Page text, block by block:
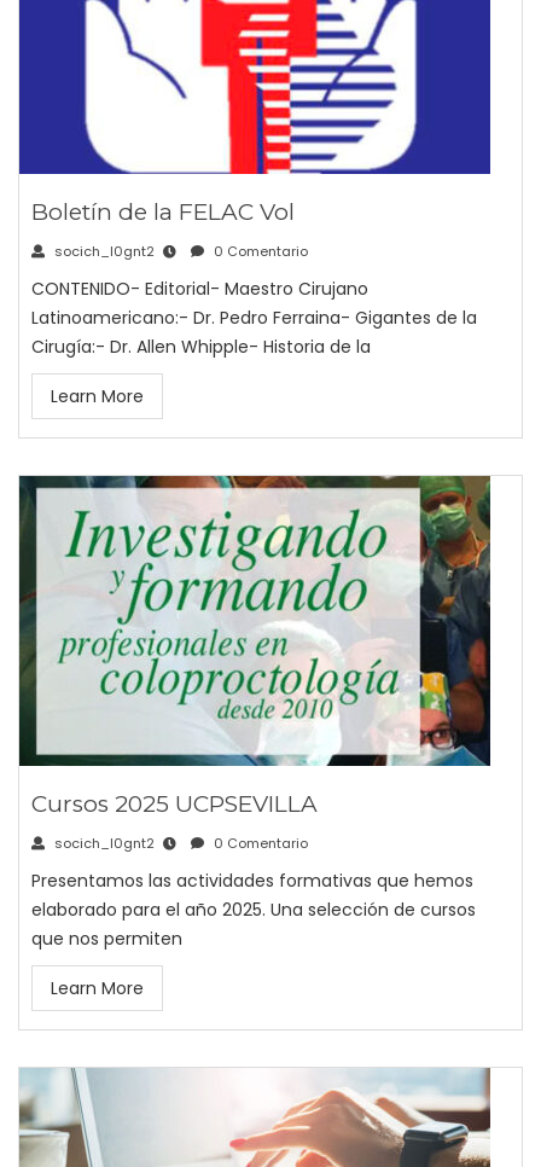
Boletín de la FELAC Vol
socich_l0gnt2 0 Comentario
CONTENIDO- Editorial- Maestro Cirujano
Latinoamericano:- Dr. Pedro Ferraina- Gigantes de la
Cirugía:- Dr. Allen Whipple- Historia de la
Learn More
Cursos 2025 UCPSEVILLA
socich_l0gnt2 0 Comentario
Presentamos las actividades formativas que hemos
elaborado para el año 2025. Una selección de cursos
que nos permiten
Learn More